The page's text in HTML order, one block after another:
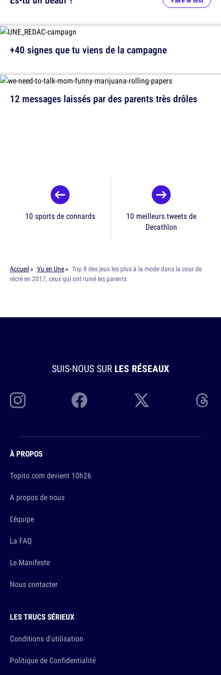
12 messages laissés par des parents très drôles
+40 signes que tu viens de la campagne
10 sports de connards
10 meilleurs tweets de
Decathlon
Accueil Vu en Une
Top 8 des jeux les plus à la mode dans la cour de
récré en 2017, ceux qui ont ruiné les parents
SUIS-NOUS SUR LES RÉSEAUX
À PROPOS
Topito.com devient 10h26
A propos de nous
L'équipe
La FAQ
Le Manifeste
Nous contacter
LES TRUCS SÉRIEUX
Conditions d'utilisation
Politique de Confidentialité